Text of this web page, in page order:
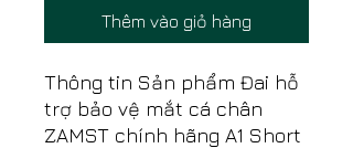
Thêm vào giỏ hàng
Thông tin Sản phẩm Đai hỗ
trợ bảo vệ mắt cá chân
ZAMST chính hãng A1 Short